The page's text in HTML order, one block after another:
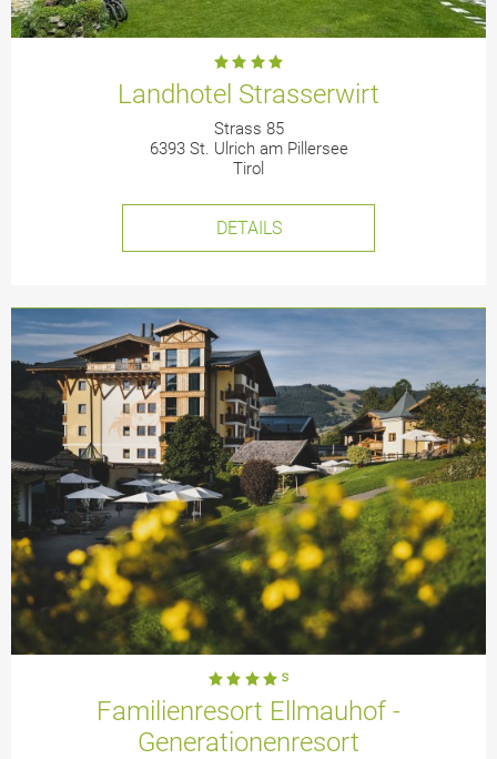
Landhotel Strasserwirt
Strass 85
6393 St. Ulrich am Pillersee
Tirol
DETAILS
Familienresort Ellmauhof -
Generationenresort